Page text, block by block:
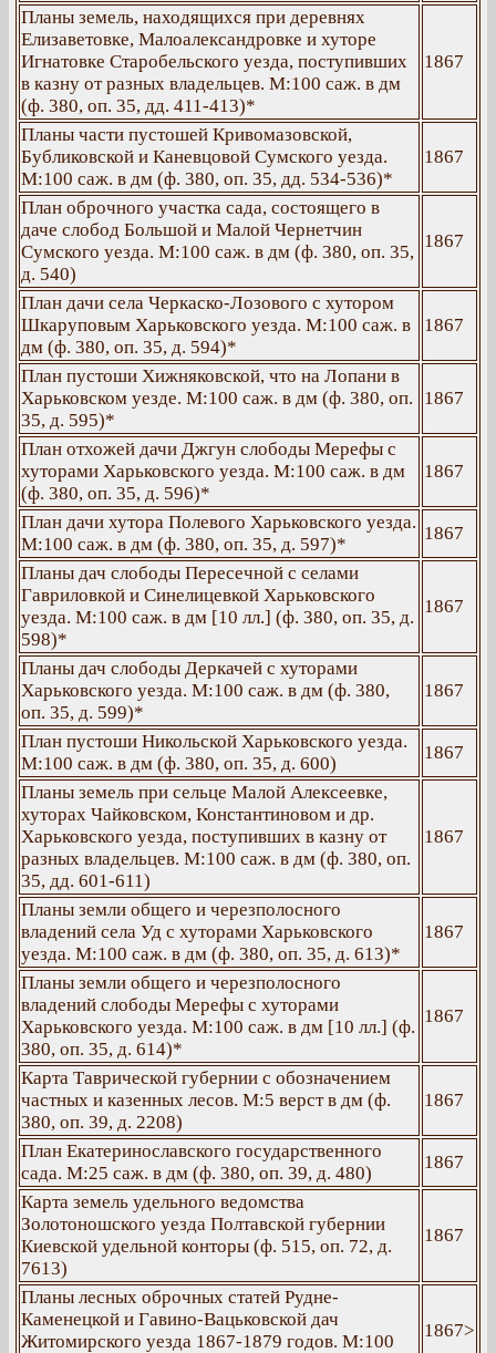
Планы земель, находящихся при деревнях
Елизаветовке, Малоалександровке и хуторе
Игнатовке Старобельского уезда, поступивших
в казну от разных владельцев. М:100 саж. в дм
(ф. 380, оп. 35, дд. 411-413)*
1867
Планы части пустошей Кривомазовской,
Бубликовской и Каневцовой Сумского уезда.
М:100 саж. в дм (ф. 380, оп. 35, дд. 534-536)*
1867
План оброчного участка сада, состоящего в
даче слобод Большой и Малой Чернетчин
Сумского уезда. М:100 саж. в дм (ф. 380, оп. 35,
д. 540)
1867
План дачи села Черкаско-Лозового с хутором
Шкаруповым Харьковского уезда. М:100 саж. в
дм (ф. 380, оп. 35, д. 594)*
1867
План пустоши Хижняковской, что на Лопани в
Харьковском уезде. М:100 саж. в дм (ф. 380, оп.
35, д. 595)*
1867
План отхожей дачи Джгун слободы Мерефы с
хуторами Харьковского уезда. М:100 саж. в дм
(ф. 380, оп. 35, д. 596)*
1867
План дачи хутора Полевого Харьковского уезда.
М:100 саж. в дм (ф. 380, оп. 35, д. 597)*
1867
Планы дач слободы Пересечной с селами
Гавриловкой и Синелицевкой Харьковского
уезда. М:100 саж. в дм [10 лл.] (ф. 380, оп. 35, д.
598)*
1867
Планы дач слободы Деркачей с хуторами
Харьковского уезда. М:100 саж. в дм (ф. 380,
оп. 35, д. 599)*
1867
План пустоши Никольской Харьковского уезда.
М:100 саж. в дм (ф. 380, оп. 35, д. 600)
1867
Планы земель при сельце Малой Алексеевке,
хуторах Чайковском, Константиновом и др.
Харьковского уезда, поступивших в казну от
разных владельцев. М:100 саж. в дм (ф. 380, оп.
35, дд. 601-611)
1867
Планы земли общего и черезполосного
владений села Уд с хуторами Харьковского
уезда. М:100 саж. в дм (ф. 380, оп. 35, д. 613)*
1867
Планы земли общего и черезполосного
владений слободы Мерефы с хуторами
Харьковского уезда. М:100 саж. в дм [10 лл.] (ф.
380, оп. 35, д. 614)*
1867
Карта Таврической губернии с обозначением
частных и казенных лесов. М:5 верст в дм (ф.
380, оп. 39, д. 2208)
1867
План Екатеринославского государственного
сада. М:25 саж. в дм (ф. 380, оп. 39, д. 480)
1867
Карта земель удельного ведомства
Золотоношского уезда Полтавской губернии
Киевской удельной конторы (ф. 515, оп. 72, д.
7613)
1867
Планы лесных оброчных статей Рудне-
Каменецкой и Гавино-Вацьковской дач
Житомирского уезда 1867-1879 годов. М:100
1867>